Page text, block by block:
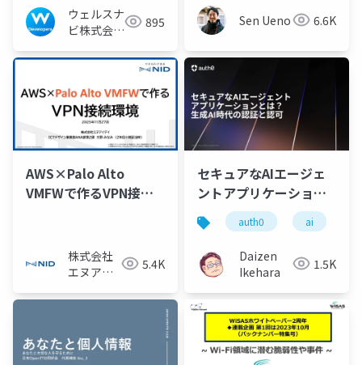
ウェルスナ
ビ株式会社
ーム
895 Sen Ueno 6.6K
AWS×Palo Alto
VMFWで作るVPN接続
株式会社
エヌアイ
5.4K
セキュアなAIエージェ
ントアプリケーション
とは？ 生成AI時代の認
証と認可
auth0 ai
Daizen
Ikehara
1.5K